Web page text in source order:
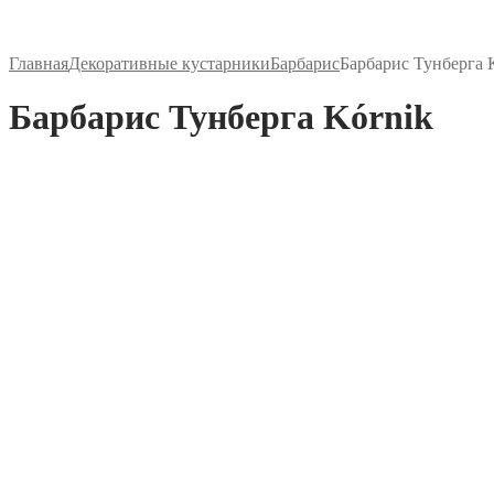
ГлавнаяДекоративные кустарникиБарбарисБарбарис Тунберга
Барбарис Тунберга Kórnik